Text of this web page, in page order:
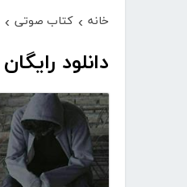
خانه › کتاب صوتی ›
دانلود رایگان MP3 کتاب پسر حسن ماست‌بند